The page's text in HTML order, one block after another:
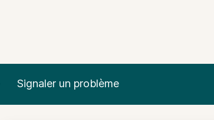
Signaler un problème